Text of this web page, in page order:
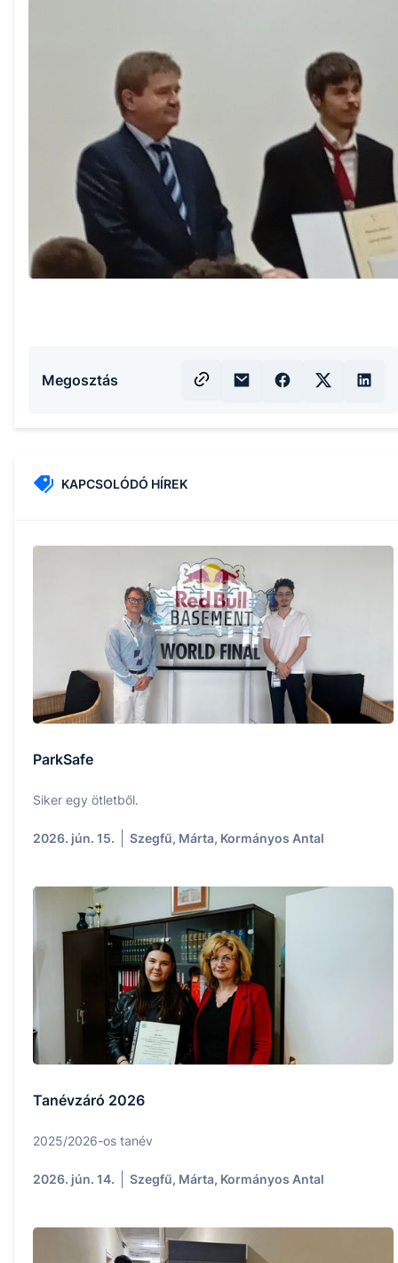
Megosztás
KAPCSOLÓDÓ HÍREK
ParkSafe
Siker egy ötletből.
2026. jún. 15. Szegfű, Márta, Kormányos Antal
Tanévzáró 2026
2025/2026-os tanév
2026. jún. 14. Szegfű, Márta, Kormányos Antal